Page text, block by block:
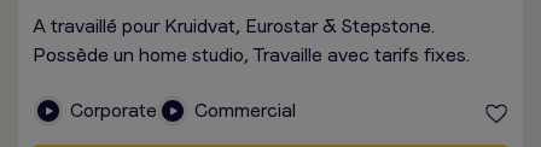
A travaillé pour Kruidvat, Eurostar & Stepstone.
Possède un home studio, Travaille avec tarifs fixes.
Corporate Commercial